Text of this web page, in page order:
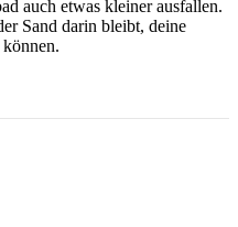
auch etwas kleiner ausfallen.
Sand darin bleibt, deine